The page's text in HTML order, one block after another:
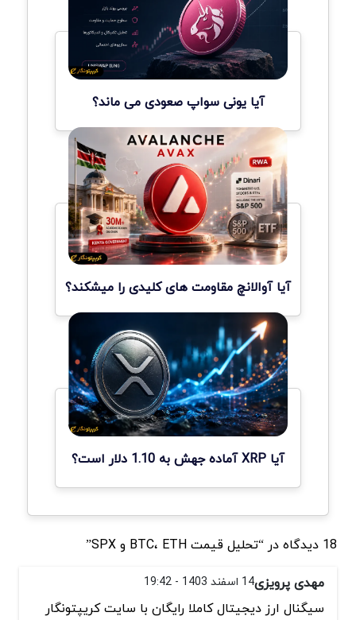
آیا یونی سواپ صعودی می ماند؟
آیا آوالانچ مقاومت های کلیدی را میشکند؟
آیا XRP آماده جهش به 1.10 دلار است؟
18 دیدگاه در “تحلیل قیمت BTC، ETH و SPX”
مهدی پرویزی14 اسفند 1403 - 19:42
سیگنال ارز دیجیتال کاملا رایگان با سایت کریپتونگار